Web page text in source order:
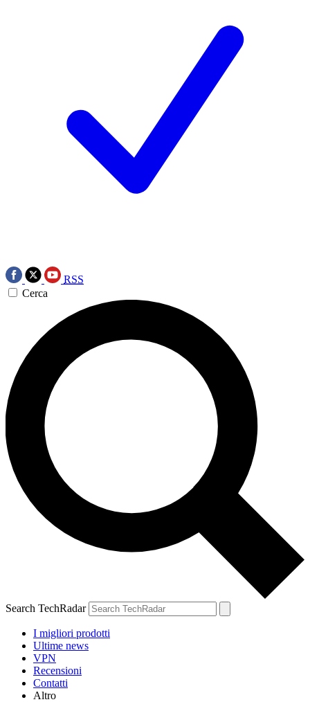
RSS
Cerca
Search TechRadar
I migliori prodotti
Ultime news
VPN
Recensioni
Contatti
Altro